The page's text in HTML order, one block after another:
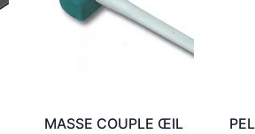
MASSE COUPLE ŒIL